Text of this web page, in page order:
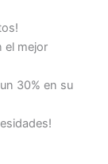
el mejor
30% en su